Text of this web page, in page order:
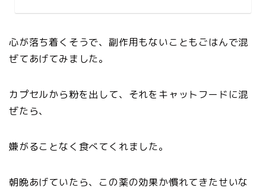
心が落ち着くそうで、副作用もないこともごはんで混
ぜてあげてみました。
カプセルから粉を出して、それをキャットフードに混
ぜたら、
嫌がることなく食べてくれました。
朝晩あげていたら、この薬の効果か慣れてきたせいな